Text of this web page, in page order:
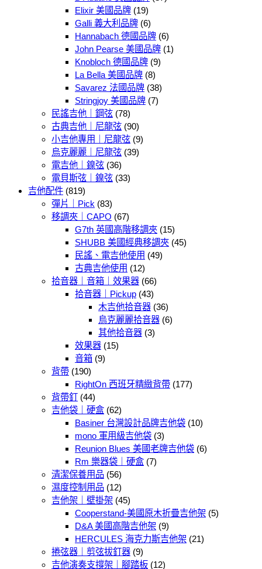
Elixir 美國品牌 (19)
Galli 義大利品牌 (6)
Hannabach 德國品牌 (6)
John Pearse 美國品牌 (1)
Knobloch 德國品牌 (9)
La Bella 美國品牌 (8)
Savarez 法國品牌 (38)
Stringjoy 美國品牌 (7)
民謠吉他｜鋼弦 (78)
古典吉他｜尼龍弦 (90)
小吉他專用｜尼龍弦 (9)
烏克麗麗｜尼龍弦 (39)
電吉他｜鎳弦 (36)
電貝斯弦｜鎳弦 (33)
吉他配件 (819)
彈片｜Pick (83)
移調夾｜CAPO (67)
G7th 英國高階移調夾 (15)
SHUBB 美國經典移調夾 (45)
民謠、電吉他使用 (49)
古典吉他使用 (12)
拾音器｜音箱｜效果器 (66)
拾音器｜Pickup (43)
木吉他拾音器 (36)
烏克麗麗拾音器 (6)
其他拾音器 (3)
效果器 (15)
音箱 (9)
背帶 (190)
RightOn 西班牙精緻背帶 (177)
背帶釘 (44)
吉他袋｜硬盒 (62)
Basiner 台灣設計品牌吉他袋 (10)
mono 軍用級吉他袋 (3)
Reunion Blues 美國老牌吉他袋 (6)
Rm 樂器袋｜硬盒 (7)
清潔保養用品 (56)
濕度控制用品 (12)
吉他架｜壁掛架 (45)
Cooperstand-美國原木折疊吉他架 (5)
D&A 美國高階吉他架 (9)
HERCULES 海克力斯吉他架 (21)
捲弦器｜剪弦拔釘器 (9)
吉他演奏支撐架｜腳踏板 (12)